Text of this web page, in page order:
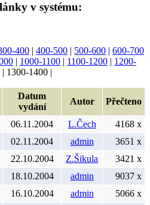
v systému:
400 | 400-500 | 500-600 | 600-700
| 1000-1100 | 1100-1200 | 1200-
| 1300-1400 |
Datum
vydání
Autor Přečteno
06.11.2004 L.Čech
4168 x
02.11.2004 admin
3651 x
22.10.2004 Z.Šikula
3421 x
18.10.2004 admin
9037 x
16.10.2004 admin
5066 x